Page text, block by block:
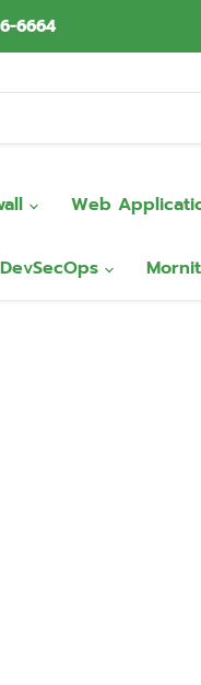
6664
Web
DevSecOps